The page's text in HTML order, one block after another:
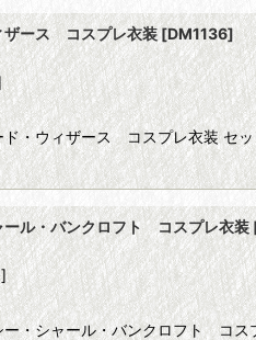
ザース コスプレ衣装 [DM1136]
・ウィザース コスプレ衣装 セ
ル・バンクロフト コスプレ衣装
]
・シャール・バンクロフト コス